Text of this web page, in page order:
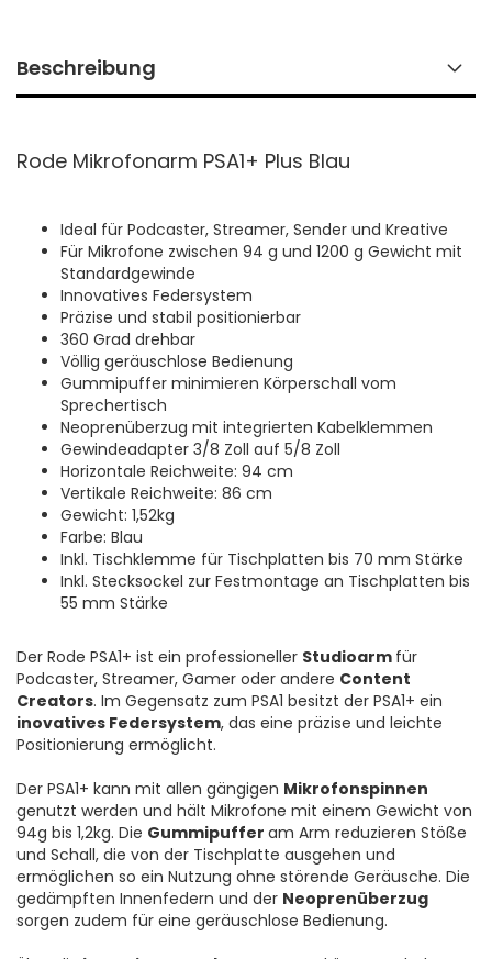
Beschreibung
Rode Mikrofonarm PSA1+ Plus Blau
Ideal für Podcaster, Streamer, Sender und Kreative
Für Mikrofone zwischen 94 g und 1200 g Gewicht mit
Standardgewinde
Innovatives Federsystem
Präzise und stabil positionierbar
360 Grad drehbar
Völlig geräuschlose Bedienung
Gummipuffer minimieren Körperschall vom
Sprechertisch
Neoprenüberzug mit integrierten Kabelklemmen
Gewindeadapter 3/8 Zoll auf 5/8 Zoll
Horizontale Reichweite: 94 cm
Vertikale Reichweite: 86 cm
Gewicht: 1,52kg
Farbe: Blau
Inkl. Tischklemme für Tischplatten bis 70 mm Stärke
Inkl. Stecksockel zur Festmontage an Tischplatten bis
55 mm Stärke
Der Rode PSA1+ ist ein professioneller Studioarm für
Podcaster, Streamer, Gamer oder andere Content
Creators. Im Gegensatz zum PSA1 besitzt der PSA1+ ein
inovatives Federsystem, das eine präzise und leichte
Positionierung ermöglicht.
Der PSA1+ kann mit allen gängigen Mikrofonspinnen
genutzt werden und hält Mikrofone mit einem Gewicht von
94g bis 1,2kg. Die Gummipuffer am Arm reduzieren Stöße
und Schall, die von der Tischplatte ausgehen und
ermöglichen so ein Nutzung ohne störende Geräusche. Die
gedämpften Innenfedern und der Neoprenüberzug
sorgen zudem für eine geräuschlose Bedienung.